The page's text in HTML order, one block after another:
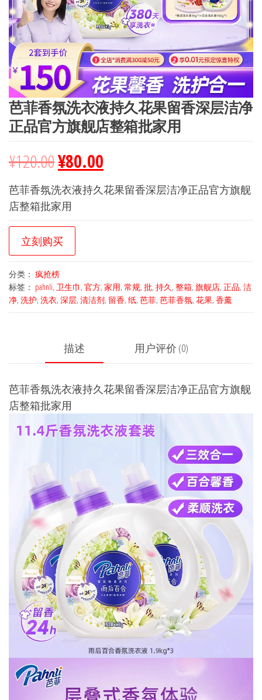
芭菲香氛洗衣液持久花果留香深层洁净
正品官方旗舰店整箱批家用
¥120.00¥80.00
芭菲香氛洗衣液持久花果留香深层洁净正品官方旗舰
店整箱批家用
立刻购买
分类： 疯抢榜
标签： pahnli, 卫生巾 , 官方, 家用, 常规, 批, 持久, 整箱, 旗舰店, 正品, 洁
净, 洗护, 洗衣, 深层, 清洁剂, 留香, 纸, 芭菲, 芭菲香氛, 花果, 香薰
描述 用户评价 (0)
芭菲香氛洗衣液持久花果留香深层洁净正品官方旗舰
店整箱批家用